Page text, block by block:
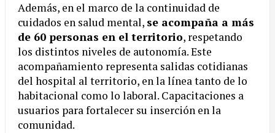
Además, en el marco de la continuidad de
cuidados en salud mental, se acompaña a más
de 60 personas en el territorio, respetando
los distintos niveles de autonomía. Este
acompañamiento representa salidas cotidianas
del hospital al territorio, en la línea tanto de lo
habitacional como lo laboral. Capacitaciones a
usuarios para fortalecer su inserción en la
comunidad.